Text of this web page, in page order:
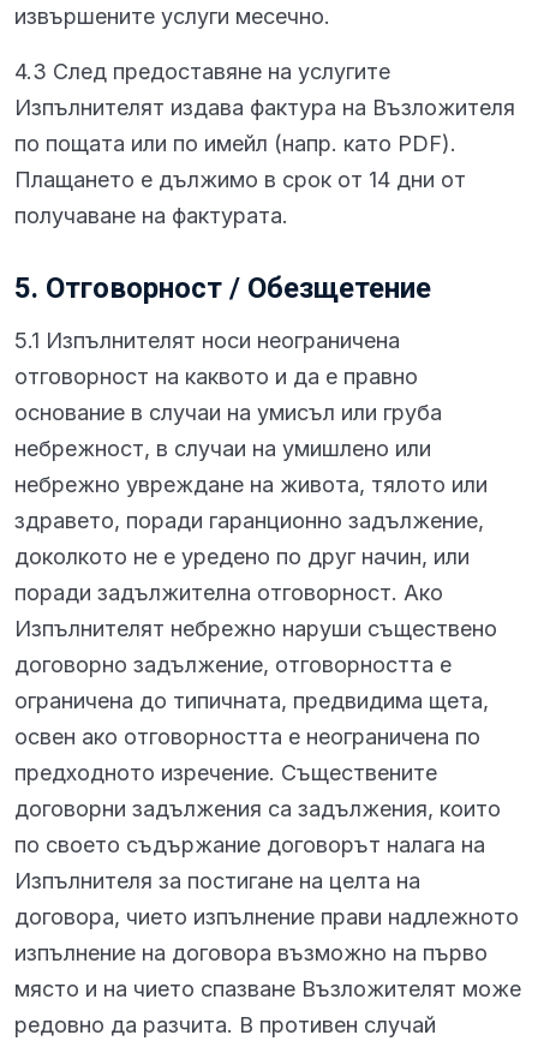
извършените услуги месечно.
4.3 След предоставяне на услугите
Изпълнителят издава фактура на Възложителя
по пощата или по имейл (напр. като PDF).
Плащането е дължимо в срок от 14 дни от
получаване на фактурата.
5. Отговорност / Обезщетение
5.1 Изпълнителят носи неограничена
отговорност на каквото и да е правно
основание в случаи на умисъл или груба
небрежност, в случаи на умишлено или
небрежно увреждане на живота, тялото или
здравето, поради гаранционно задължение,
доколкото не е уредено по друг начин, или
поради задължителна отговорност. Ако
Изпълнителят небрежно наруши съществено
договорно задължение, отговорността е
ограничена до типичната, предвидима щета,
освен ако отговорността е неограничена по
предходното изречение. Съществените
договорни задължения са задължения, които
по своето съдържание договорът налага на
Изпълнителя за постигане на целта на
договора, чието изпълнение прави надлежното
изпълнение на договора възможно на първо
място и на чието спазване Възложителят може
редовно да разчита. В противен случай